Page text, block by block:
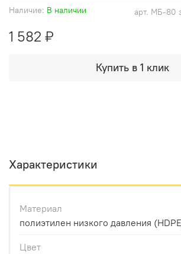
арт. МБ-80
Наличие: В наличии
1 582 ₽
Купить в 1 клик
Характеристики
Материал
полиэтилен низкого давления
Цвет